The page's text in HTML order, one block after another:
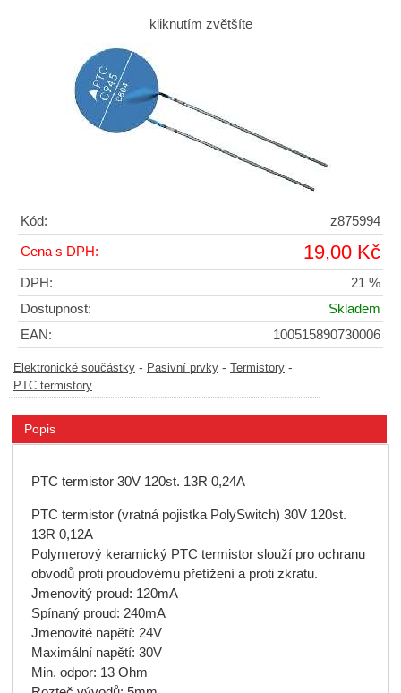
kliknutím zvětšíte
Kód: z875994
Cena s DPH: 19,00 Kč
DPH:
21 %
Dostupnost:
Skladem
EAN:
100515890730006
Elektronické součástky - Pasivní prvky - Termistory -
PTC termistory
Popis
PTC termistor 30V 120st. 13R 0,24A
PTC termistor (vratná pojistka PolySwitch) 30V 120st.
13R 0,12A
Polymerový keramický PTC termistor slouží pro ochranu
obvodů proti proudovému přetížení a proti zkratu.
Jmenovitý proud: 120mA
Spínaný proud: 240mA
Jmenovité napětí: 24V
Maximální napětí: 30V
Min. odpor: 13 Ohm